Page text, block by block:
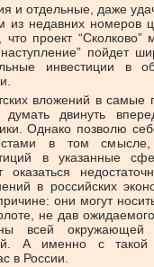
и отдельные, даже
недавних номеров
что проект “Сколково”
пойдет
инвестиции в
вложений в самые
двинуть
Однако позволю
в том
в указанные
оказаться
в российских
они могут
не дав
всей окружающей
А именно с
в России.